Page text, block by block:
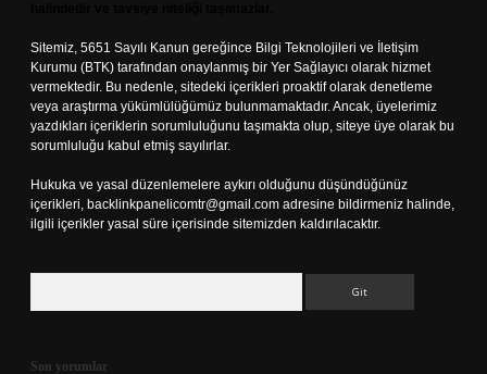
Sitemiz, 5651 Sayılı Kanun gereğince Bilgi Teknolojileri ve İletişim
Kurumu (BTK) tarafından onaylanmış bir Yer Sağlayıcı olarak hizmet
vermektedir. Bu nedenle, sitedeki içerikleri proaktif olarak denetleme
veya araştırma yükümlülüğümüz bulunmamaktadır. Ancak, üyelerimiz
yazdıkları içeriklerin sorumluluğunu taşımakta olup, siteye üye olarak bu
sorumluluğu kabul etmiş sayılırlar.
Hukuka ve yasal düzenlemelere aykırı olduğunu düşündüğünüz
içerikleri, backlinkpanelicomtr@gmail.com adresine bildirmeniz halinde,
ilgili içerikler yasal süre içerisinde sitemizden kaldırılacaktır.
Son yorumlar